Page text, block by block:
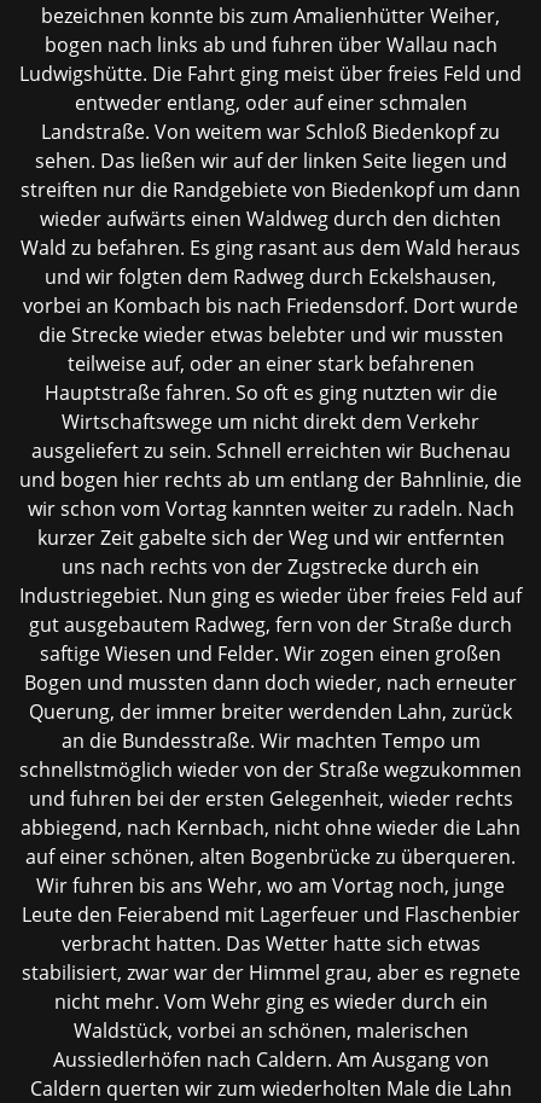
bezeichnen konnte bis zum Amalienhütter Weiher,
bogen nach links ab und fuhren über Wallau nach
Ludwigshütte. Die Fahrt ging meist über freies Feld und
entweder entlang, oder auf einer schmalen
Landstraße. Von weitem war Schloß Biedenkopf zu
sehen. Das ließen wir auf der linken Seite liegen und
streiften nur die Randgebiete von Biedenkopf um dann
wieder aufwärts einen Waldweg durch den dichten
Wald zu befahren. Es ging rasant aus dem Wald heraus
und wir folgten dem Radweg durch Eckelshausen,
vorbei an Kombach bis nach Friedensdorf. Dort wurde
die Strecke wieder etwas belebter und wir mussten
teilweise auf, oder an einer stark befahrenen
Hauptstraße fahren. So oft es ging nutzten wir die
Wirtschaftswege um nicht direkt dem Verkehr
ausgeliefert zu sein. Schnell erreichten wir Buchenau
und bogen hier rechts ab um entlang der Bahnlinie, die
wir schon vom Vortag kannten weiter zu radeln. Nach
kurzer Zeit gabelte sich der Weg und wir entfernten
uns nach rechts von der Zugstrecke durch ein
Industriegebiet. Nun ging es wieder über freies Feld auf
gut ausgebautem Radweg, fern von der Straße durch
saftige Wiesen und Felder. Wir zogen einen großen
Bogen und mussten dann doch wieder, nach erneuter
Querung, der immer breiter werdenden Lahn, zurück
an die Bundesstraße. Wir machten Tempo um
schnellstmöglich wieder von der Straße wegzukommen
und fuhren bei der ersten Gelegenheit, wieder rechts
abbiegend, nach Kernbach, nicht ohne wieder die Lahn
auf einer schönen, alten Bogenbrücke zu überqueren.
Wir fuhren bis ans Wehr, wo am Vortag noch, junge
Leute den Feierabend mit Lagerfeuer und Flaschenbier
verbracht hatten. Das Wetter hatte sich etwas
stabilisiert, zwar war der Himmel grau, aber es regnete
nicht mehr. Vom Wehr ging es wieder durch ein
Waldstück, vorbei an schönen, malerischen
Aussiedlerhöfen nach Caldern. Am Ausgang von
Caldern querten wir zum wiederholten Male die Lahn